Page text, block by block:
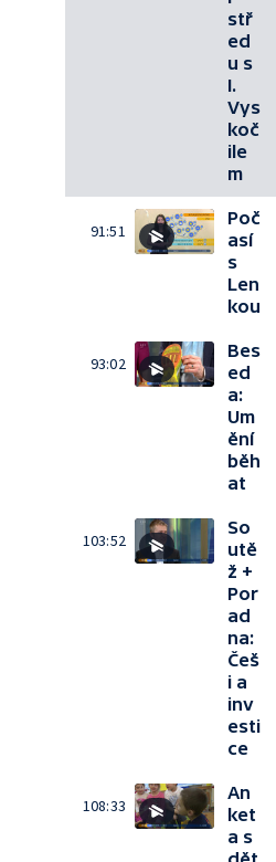
stř
ed
u s
I.
Vys
koč
ile
m
91:51
Poč
así
s
Len
kou
93:02
Bes
ed
a:
Um
ění
běh
at
103:52
So
utě
ž +
Por
ad
na:
Češ
i a
inv
esti
ce
108:33
An
ket
a s